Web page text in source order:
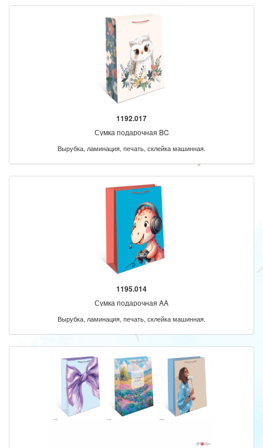
1192.017
Сумка подарочная BC
Вырубка, ламинация, печать, склейка машинная.
1195.014
Сумка подарочная AA
Вырубка, ламинация, печать, склейка машинная.